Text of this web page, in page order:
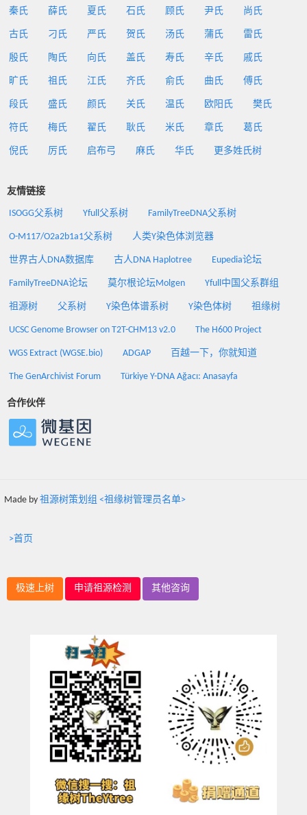
秦氏 薛氏 夏氏 石氏 顾氏 尹氏 尚氏
古氏 刁氏 严氏 贺氏 汤氏 蒲氏 雷氏
殷氏 陶氏 向氏 盖氏 寿氏 辛氏 戚氏
旷氏 祖氏 江氏 齐氏 俞氏 曲氏 傅氏
段氏 盛氏 颜氏 关氏 温氏 欧阳氏 樊氏
符氏 梅氏 翟氏 耿氏 米氏 章氏 葛氏
倪氏 厉氏 启布弓 麻氏 华氏 更多姓氏树
友情链接
ISOGG父系树 Yfull父系树 FamilyTreeDNA父系树
O-M117/O2a2b1a1父系树 人类Y染色体浏览器
世界古人DNA数据库 古人DNA Haplotree Eupedia论坛
FamilyTreeDNA论坛 莫尔根论坛Molgen Yfull中国父系群组
祖源树 父系树 Y染色体谱系树 Y染色体树 祖缘树
UCSC Genome Browser on T2T-CHM13 v2.0 The H600 Project
WGS Extract (WGSE.bio) ADGAP 百越一下，你就知道
The GenArchivist Forum Türkiye Y-DNA Ağacı: Anasayfa
合作伙伴
Made by 祖源树策划组 <祖缘树管理员名单>
>首页
极速上树 申请祖源检测 其他咨询